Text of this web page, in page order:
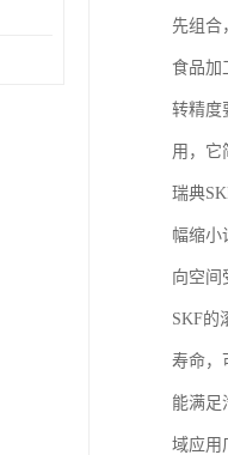
先组合
食品加
转精度
用，它
瑞典
幅缩小
向空间
SKF的
寿命，
能满足
域应用